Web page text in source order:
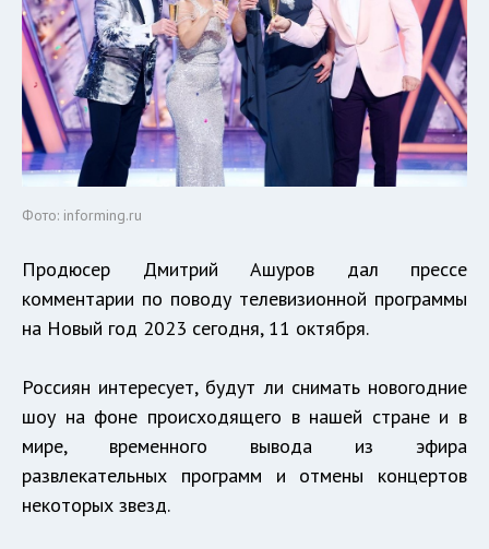
Фото: informing.ru
Продюсер Дмитрий Ашуров дал прессе
комментарии по поводу телевизионной программы
на Новый год 2023 сегодня, 11 октября.
Россиян интересует, будут ли снимать новогодние
шоу на фоне происходящего в нашей стране и в
мире, временного вывода из эфира
развлекательных программ и отмены концертов
некоторых звезд.